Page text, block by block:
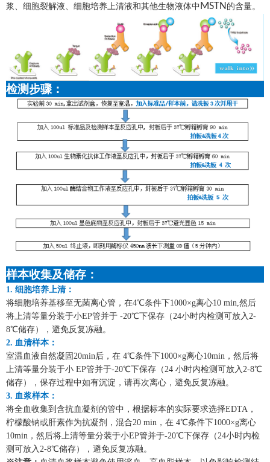
浆、细胞裂解液、细胞培养上清液和其他生物液体中 MSTN的含量。
检测步骤：
样本收集及储存：
1. 细胞培养上清：
将细胞培养基移至无菌离心管，在4℃条件下1000×g离心10 min,然后
将上清等量分装于小EP管并于 -20℃下保存（24小时内检测可放入2-
8℃储存），避免反复冻融。
2. 血清样本：
室温血液自然凝固 20min后，在 4℃条件下1000×g离心10min，然后将
上清等量分装于小 EP管并于-20℃下保存（24 小时内检测可放入2-8℃
储存），保存过程中如有沉淀，请再次离心，避免反复冻融。
3. 血浆样本：
将全血收集到含抗血凝剂的管中，根据标本的实际要求选择EDTA，
柠檬酸钠或肝素作为抗凝剂，混合20 min，在 4℃条件下1000×g离心
10min，然后将上清等量分装于小EP管并于-20℃下保存（24小时内检
测可放入2-8℃储存），避免反复冻融。